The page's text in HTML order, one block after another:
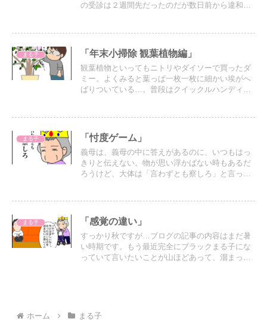
の受診は２週間先だったのだが数日前から違和感
まる子 「年末小掃除 観葉植物編」
観葉植物といってもニトリやダイソーで買ったダ
ミー。よくみると葉っぱ一枚一枚に細かい埃がへ
ばりついている…。普段はクイックルハンディで
まる子 「忖度ゲーム」
義母は、義母の中に答えがあるのに、いつもはっ
きりと伝えない。物が思い浮かばない時もあるだ
ろうけど、大体は「言わずとも察しろ」と言った
まる子 「感覚の違い」
すっかり秋ですが…ブログの記事の内容はまだ暑
い時期です。もう最近完全にブラックまる子にな
っていて言いたいことが山ほどあって、溜まった
ホーム まる子